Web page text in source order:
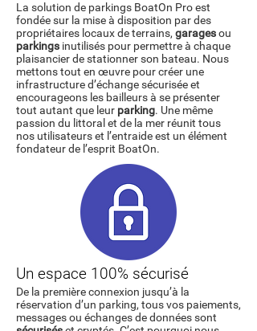
La solution de parkings BoatOn Pro est
fondée sur la mise à disposition par des
propriétaires locaux de terrains, garagesou
parkings inutilisés pour permettre à chaque
plaisancier de stationner son bateau. Nous
mettons tout en œuvre pour créer une
infrastructure d’échange sécurisée et
encourageons les bailleurs à se présenter
tout autant que leur parking. Une même
passion du littoral et de la mer réunit tous
nos utilisateurs et l’entraide est un élément
fondateur de l’esprit BoatOn.
Un espace 100% sécurisé
De la première connexion jusqu’à la
réservation d’un parking, tous vos paiements,
messages ou échanges de données sont